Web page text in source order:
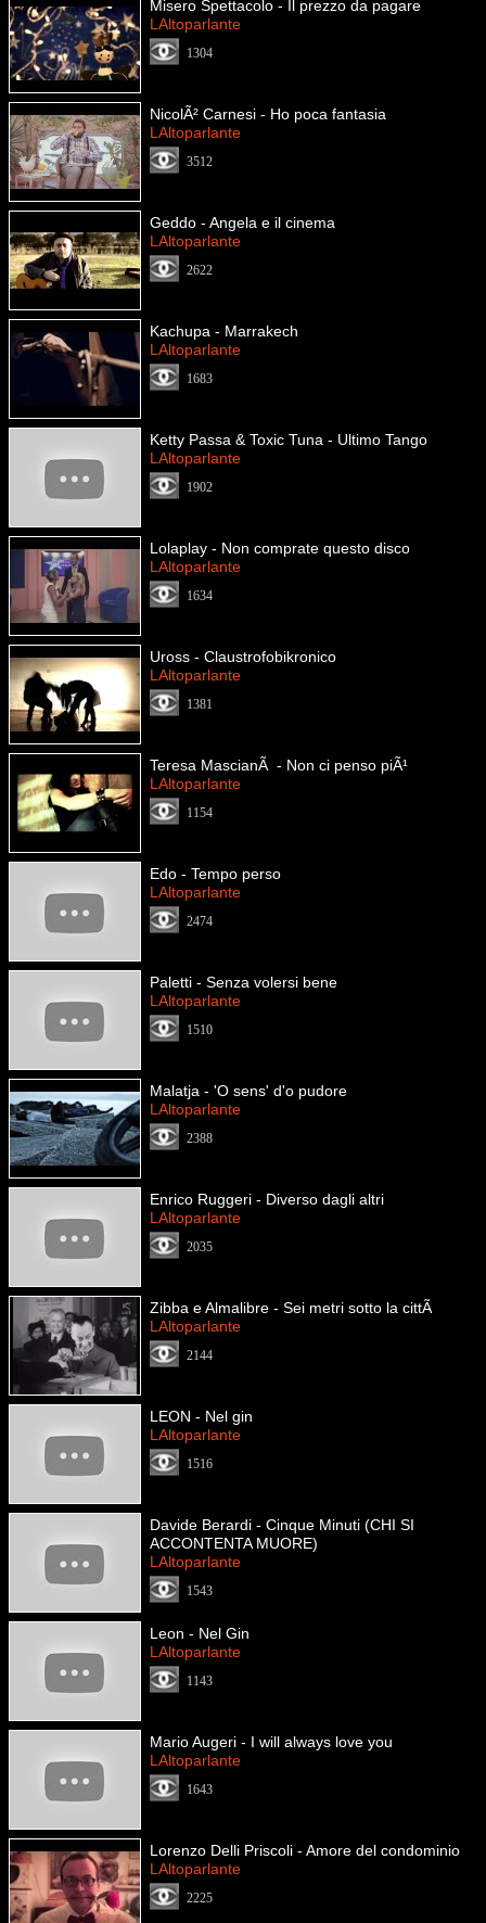
Misero Spettacolo - Il prezzo da pagare
LAltoparlante
1304
NicolÃ² Carnesi - Ho poca fantasia
LAltoparlante
3512
Geddo - Angela e il cinema
LAltoparlante
2622
Kachupa - Marrakech
LAltoparlante
1683
Ketty Passa & Toxic Tuna - Ultimo Tango
LAltoparlante
1902
Lolaplay - Non comprate questo disco
LAltoparlante
1634
Uross - Claustrofobikronico
LAltoparlante
1381
Teresa MascianÃ - Non ci penso piÃ¹
LAltoparlante
1154
Edo - Tempo perso
LAltoparlante
2474
Paletti - Senza volersi bene
LAltoparlante
1510
Malatja - 'O sens' d'o pudore
LAltoparlante
2388
Enrico Ruggeri - Diverso dagli altri
LAltoparlante
2035
Zibba e Almalibre - Sei metri sotto la cittÃ
LAltoparlante
2144
LEON - Nel gin
LAltoparlante
1516
Davide Berardi - Cinque Minuti (CHI SI
ACCONTENTA MUORE)
LAltoparlante
1543
Leon - Nel Gin
LAltoparlante
1143
Mario Augeri - I will always love you
LAltoparlante
1643
Lorenzo Delli Priscoli - Amore del condominio
LAltoparlante
2225